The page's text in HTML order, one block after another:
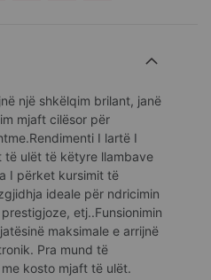
një shkëlqim brilant, janë
mjaft cilësor për
I lartë I
të ulët të këtyre llambave
I përket kursimit të
ideale për ndricimin
etj..Funsionimin
maksimale e arrijnë
Pra mund të
kosto mjaft të ulët.